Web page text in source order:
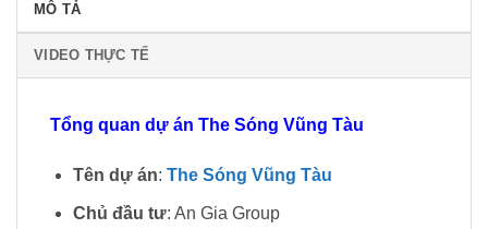
MÔ TẢ
VIDEO THỰC TẾ
Tổng quan dự án The Sóng Vũng Tàu
Tên dự án: The Sóng Vũng Tàu
Chủ đầu tư: An Gia Group